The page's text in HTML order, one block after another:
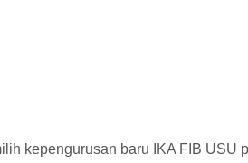
kepengurusan baru IKA FIB USU